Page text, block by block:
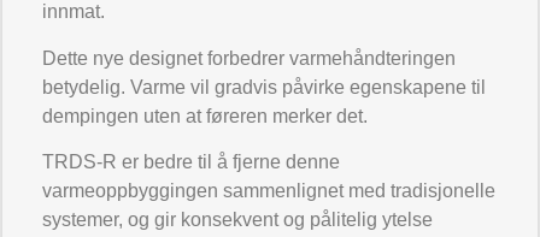
innmat.
Dette nye designet forbedrer varmehåndteringen
betydelig. Varme vil gradvis påvirke egenskapene til
dempingen uten at føreren merker det.
TRDS-R er bedre til å fjerne denne
varmeoppbyggingen sammenlignet med tradisjonelle
systemer, og gir konsekvent og pålitelig ytelse